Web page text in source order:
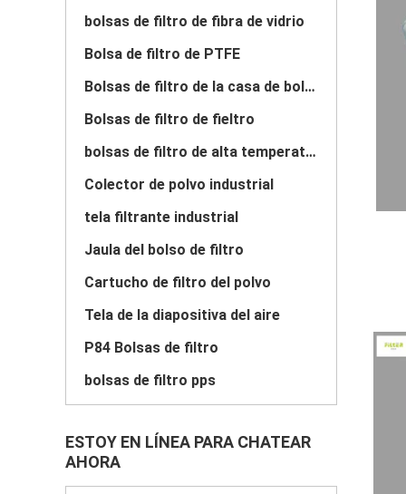
bolsas de filtro de fibra de vidrio
Bolsa de filtro de PTFE
Bolsas de filtro de la casa de bolsas
Bolsas de filtro de fieltro
bolsas de filtro de alta temperatura
Colector de polvo industrial
tela filtrante industrial
Jaula del bolso de filtro
Cartucho de filtro del polvo
Tela de la diapositiva del aire
P84 Bolsas de filtro
bolsas de filtro pps
ESTOY EN LÍNEA PARA CHATEAR
AHORA